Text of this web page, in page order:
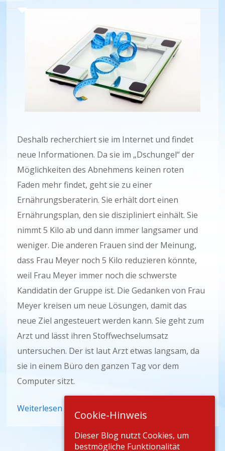
Deshalb recherchiert sie im Internet und findet
neue Informationen. Da sie im „Dschungel“ der
Möglichkeiten des Abnehmens keinen roten
Faden mehr findet, geht sie zu einer
Ernährungsberaterin. Sie erhält dort einen
Ernährungsplan, den sie diszipliniert einhält. Sie
nimmt 5 Kilo ab und dann immer langsamer und
weniger. Die anderen Frauen sind der Meinung,
dass Frau Meyer noch 5 Kilo reduzieren könnte,
weil Frau Meyer immer noch die schwerste
Kandidatin der Gruppe ist. Die Gedanken von Frau
Meyer kreisen um neue Lösungen, damit das
neue Ziel angesteuert werden kann. Sie geht zum
Arzt und lässt ihren Stoffwechselumsatz
untersuchen. Der ist laut Arzt etwas langsam, da
sie in einem Büro den ganzen Tag vor dem
Computer sitzt.
Weiterlesen Cookie-Hinweis
Dieser Blog nutzt Cookies, um
bestmögliche Funktionalität